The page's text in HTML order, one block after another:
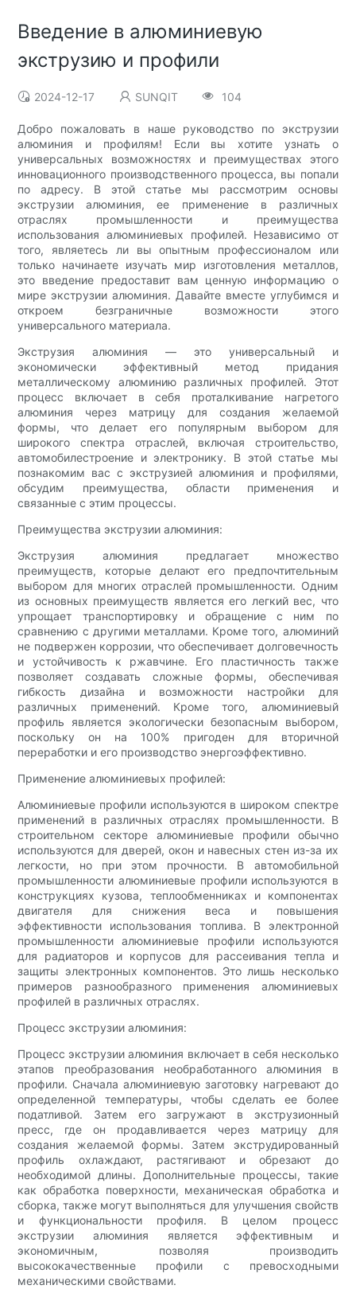
Введение в алюминиевую
экструзию и профили
2024-12-17 SUNQIT 104
Добро пожаловать в наше руководство по экструзии
алюминия и профилям! Если вы хотите узнать о
универсальных возможностях и преимуществах этого
инновационного производственного процесса, вы попали
по адресу. В этой статье мы рассмотрим основы
экструзии алюминия, ее применение в различных
отраслях промышленности и преимущества
использования алюминиевых профилей. Независимо от
того, являетесь ли вы опытным профессионалом или
только начинаете изучать мир изготовления металлов,
это введение предоставит вам ценную информацию о
мире экструзии алюминия. Давайте вместе углубимся и
откроем безграничные возможности этого
универсального материала.
Экструзия алюминия — это универсальный и
экономически эффективный метод придания
металлическому алюминию различных профилей. Этот
процесс включает в себя проталкивание нагретого
алюминия через матрицу для создания желаемой
формы, что делает его популярным выбором для
широкого спектра отраслей, включая строительство,
автомобилестроение и электронику. В этой статье мы
познакомим вас с экструзией алюминия и профилями,
обсудим преимущества, области применения и
связанные с этим процессы.
Преимущества экструзии алюминия:
Экструзия алюминия предлагает множество
преимуществ, которые делают его предпочтительным
выбором для многих отраслей промышленности. Одним
из основных преимуществ является его легкий вес, что
упрощает транспортировку и обращение с ним по
сравнению с другими металлами. Кроме того, алюминий
не подвержен коррозии, что обеспечивает долговечность
и устойчивость к ржавчине. Его пластичность также
позволяет создавать сложные формы, обеспечивая
гибкость дизайна и возможности настройки для
различных применений. Кроме того, алюминиевый
профиль является экологически безопасным выбором,
поскольку он на 100% пригоден для вторичной
переработки и его производство энергоэффективно.
Применение алюминиевых профилей:
Алюминиевые профили используются в широком спектре
применений в различных отраслях промышленности. В
строительном секторе алюминиевые профили обычно
используются для дверей, окон и навесных стен из-за их
легкости, но при этом прочности. В автомобильной
промышленности алюминиевые профили используются в
конструкциях кузова, теплообменниках и компонентах
двигателя для снижения веса и повышения
эффективности использования топлива. В электронной
промышленности алюминиевые профили используются
для радиаторов и корпусов для рассеивания тепла и
защиты электронных компонентов. Это лишь несколько
примеров разнообразного применения алюминиевых
профилей в различных отраслях.
Процесс экструзии алюминия:
Процесс экструзии алюминия включает в себя несколько
этапов преобразования необработанного алюминия в
профили. Сначала алюминиевую заготовку нагревают до
определенной температуры, чтобы сделать ее более
податливой. Затем его загружают в экструзионный
пресс, где он продавливается через матрицу для
создания желаемой формы. Затем экструдированный
профиль охлаждают, растягивают и обрезают до
необходимой длины. Дополнительные процессы, такие
как обработка поверхности, механическая обработка и
сборка, также могут выполняться для улучшения свойств
и функциональности профиля. В целом процесс
экструзии алюминия является эффективным и
экономичным, позволяя производить
высококачественные профили с превосходными
механическими свойствами.